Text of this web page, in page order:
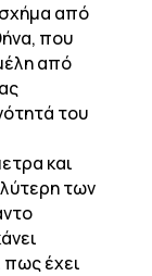
σχήμα από
που
από
του
και
των
πως έχει